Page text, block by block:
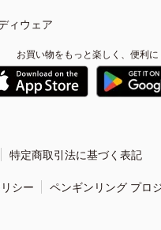
ィウェア
お買い物をもっと楽しく、便利に
特定商取引法に基づく表記
シー ペンギンリング プロ